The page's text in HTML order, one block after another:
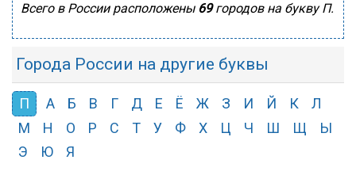
Всего в России расположены 69городов на букву П.
Города России на другие буквы
П А Б В Г Д Е Ё Ж З И Й К
Л
М
Н О Р С Т У Ф Х Ц Ч Ш Щ
Ы
Э
Ю Я